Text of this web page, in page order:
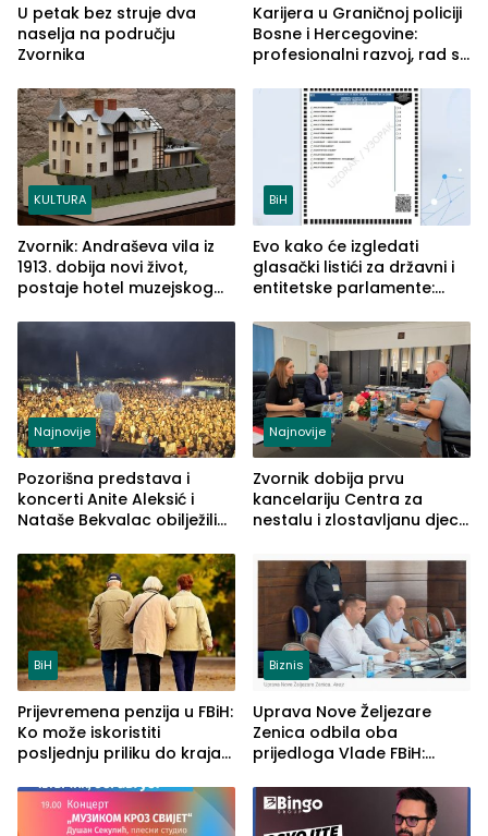
U petak bez struje dva
naselja na području
Zvornika
Karijera u Graničnoj policiji
Bosne i Hercegovine:
profesionalni razvoj, rad sa
služba građanima
KULTURA
Zvornik: Andraševa vila iz
1913. dobija novi život,
postaje hotel muzejskog
BiH
Evo kako će izgledati
glasački listići za državni i
entitetske parlamente:
vidljive na njima
Najnovije
Pozorišna predstava i
koncerti Anite Aleksić i
Nataše Bekvalac obilježili
ljeta (FOTO)
Najnovije
Zvornik dobija prvu
kancelariju Centra za
nestalu i zlostavljanu djecu
BiH
Prijevremena penzija u FBiH:
Ko može iskoristiti
posljednju priliku do kraja
Biznis
Uprava Nove Željezare
Zenica odbila oba
prijedloga Vlade FBiH:
rješenje